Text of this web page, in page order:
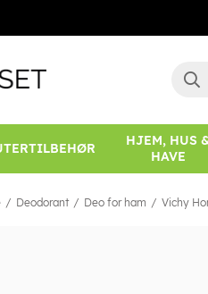
HJEM, HUS
HAVE
Deodorant Deo for ham Vichy